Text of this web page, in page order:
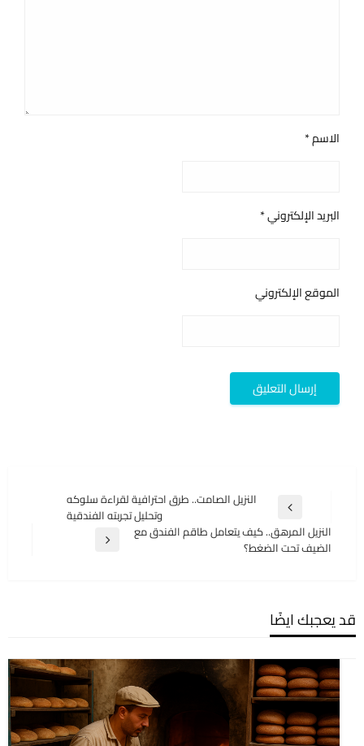
الاسم*
البريد الإلكتروني*
الموقع الإلكتروني
المقالات
المقالة
السابقة
النزيل الصامت.. طرق احترافية لقراءة سلوكه
وتحليل تجربته الفندقية
المقالة
النزيل المرهق.. كيف يتعامل طاقم الفندق مع
الضيف تحت الضغط؟
قد يعجبك ايضًا